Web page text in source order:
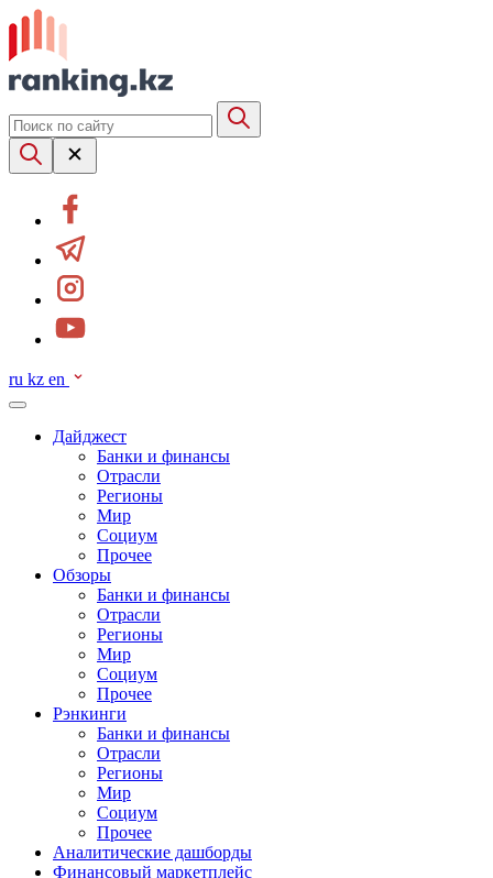
ru kz en
Дайджест
Банки и финансы
Отрасли
Регионы
Мир
Социум
Прочее
Обзоры
Банки и финансы
Отрасли
Регионы
Мир
Социум
Прочее
Рэнкинги
Банки и финансы
Отрасли
Регионы
Мир
Социум
Прочее
Аналитические дашборды
Финансовый маркетплейс